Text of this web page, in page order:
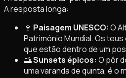
A resposta longa:
🍷 Paisagem UNESCO:O
Património Mundial. Os
que estão dentro de um
🌅Sunsets épicos: O pôr
uma varanda de quinta, é o